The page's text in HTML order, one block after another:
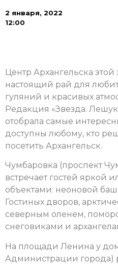
2 января, 2022
12:00
Центр Архангельска
настоящий рай для
гуляний и красивых
Редакция «Звезда.
отобрала самые
доступны любому, кто
посетить Архангельск.
Чумбаровка (проспект
встречает гостей яркой
объектами: неоновой
Гостиных дворов,
северным оленем,
снеговиками и
На площади Ленина у
Администрации города)